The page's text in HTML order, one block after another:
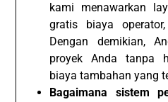
kami menawarkan
gratis biaya
Dengan demikian,
proyek Anda tanpa
biaya tambahan yang
Bagaimana sistem